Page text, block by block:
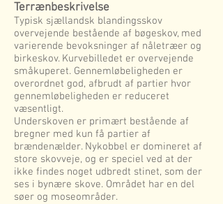
Terrænbeskrivelse
Typisk sjællandsk blandingsskov
overvejende bestående af bøgeskov, med
varierende bevoksninger af nåletræer og
birkeskov. Kurvebilledet er overvejende
småkuperet. Gennemløbeligheden er
overordnet god, afbrudt af partier hvor
gennemløbeligheden er reduceret
væsentligt.
Underskoven er primært bestående af
bregner med kun få partier af
brændenælder. Nykobbel er domineret af
store skovveje, og er speciel ved at der
ikke findes noget udbredt stinet, som der
ses i bynære skove. Området har en del
søer og moseområder.